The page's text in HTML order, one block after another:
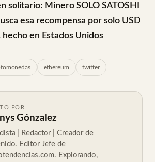
solitario: Minero SOLO SATOSHI
esa recompensa por solo USD
hecho en Estados Unidos
ethereum twitter
POR
Gónzalez
| Redactor | Creador de
Editor Jefe de
Explorando,